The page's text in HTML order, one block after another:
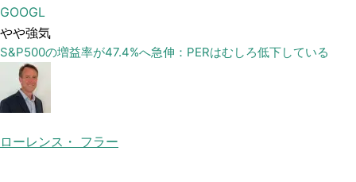
GOOGL
やや強気
S&P500の増益率が47.4%へ急伸：PERはむしろ低下している
ローレンス・ フラー